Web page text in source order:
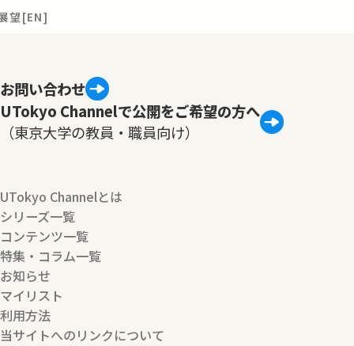
望[EN]
お問い合わせ
UTokyo Channelで公開をご希望の方へ
（東京大学の教員・職員向け）
UTokyo Channelとは
シリーズ一覧
コンテンツ一覧
特集・コラム一覧
お知らせ
マイリスト
利用方法
当サイトへのリンクについて